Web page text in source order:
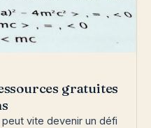
gratuites
vite devenir un défi